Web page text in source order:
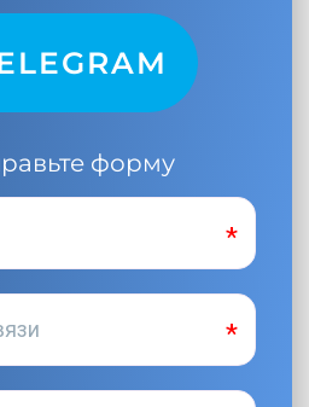
форму